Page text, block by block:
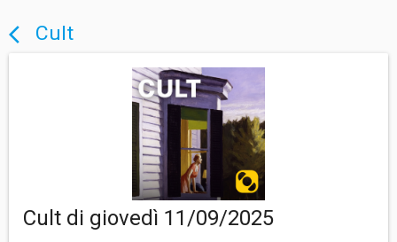
arrow_back_ios Cult
Cult di giovedì 11/09/2025